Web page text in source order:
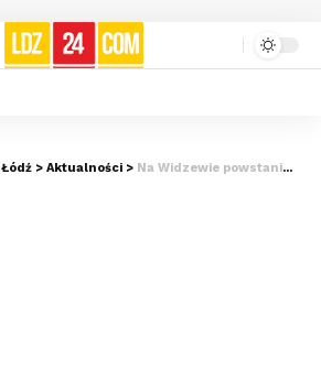
Łódź > Aktualności > Na Widzewie powstanie aquapark. Postawi go firma, która budowała stadion ŁKS-u